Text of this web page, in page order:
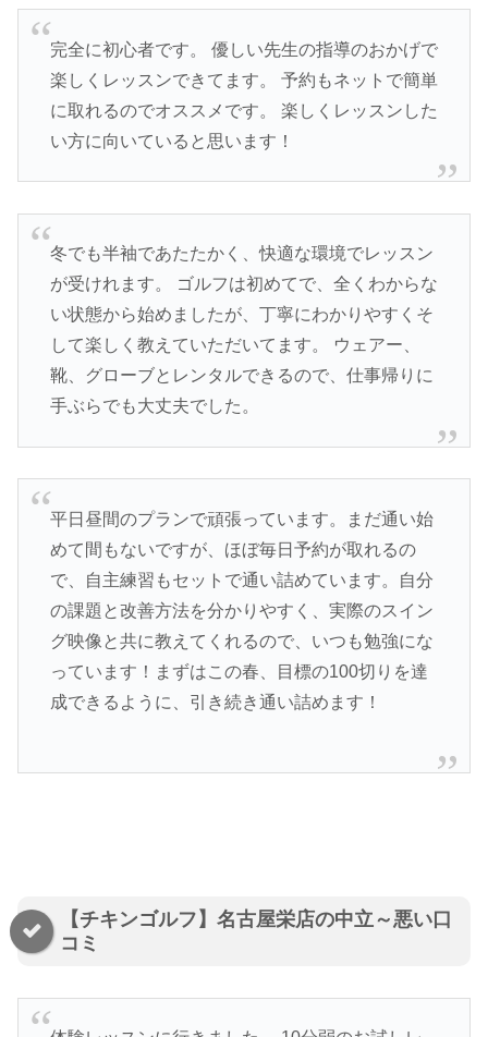
完全に初心者です。 優しい先生の指導のおかげで
楽しくレッスンできてます。 予約もネットで簡単
に取れるのでオススメです。 楽しくレッスンした
い方に向いていると思います！
冬でも半袖であたたかく、快適な環境でレッスン
が受けれます。 ゴルフは初めてで、全くわからな
い状態から始めましたが、丁寧にわかりやすくそ
して楽しく教えていただいてます。 ウェアー、
靴、グローブとレンタルできるので、仕事帰りに
手ぶらでも大丈夫でした。
平日昼間のプランで頑張っています。まだ通い始
めて間もないですが、ほぼ毎日予約が取れるの
で、自主練習もセットで通い詰めています。自分
の課題と改善方法を分かりやすく、実際のスイン
グ映像と共に教えてくれるので、いつも勉強にな
っています！まずはこの春、目標の100切りを達
成できるように、引き続き通い詰めます！
【チキンゴルフ】名古屋栄店の中立～悪い口
コミ